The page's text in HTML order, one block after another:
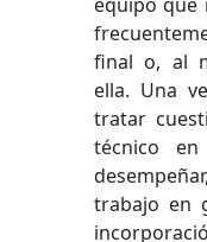
final o, al
ella. Una
tratar
técnico
trabajo en